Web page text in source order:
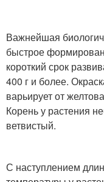
Важнейшая
быстрое
короткий срок
400 г и более.
варьирует от
Корень у растения
ветвистый.
С наступлением